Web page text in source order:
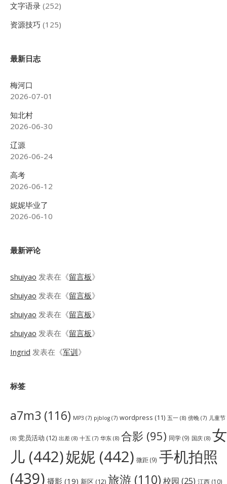
文字语录 (252)
资源技巧 (125)
最新日志
梅河口
2026-07-01
知北村
2026-06-30
辽源
2026-06-24
高考
2026-06-12
妮妮毕业了
2026-06-10
最新评论
shuiyao 发表在《留言板》
shuiyao 发表在《留言板》
shuiyao 发表在《留言板》
shuiyao 发表在《留言板》
Ingrid 发表在《军训》
标签
a7m3 (116) MP3 (7) pjblog (7) wordpress (11) 五一 (8) 傍晚 (7) 儿童节
(8) 党员活动 (12) 出差 (8) 十五 (7) 华东 (8) 合影 (95) 同学(9) 国庆 (8) 女
儿 (442)妮妮 (442) 微距(9) 手机拍照
(439) 摄影 (19) 新区 (12) 旅游 (110) 校园 (25) 江西 (10)